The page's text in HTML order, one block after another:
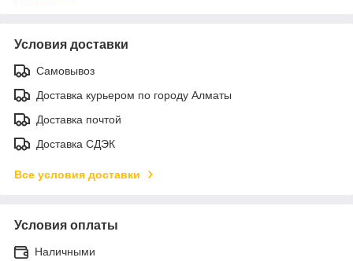
Условия доставки
Самовывоз
Доставка курьером по городу Алматы
Доставка почтой
Доставка СДЭК
Все условия доставки
Условия оплаты
Наличными